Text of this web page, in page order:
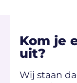
Kom je
uit?
Wij staan